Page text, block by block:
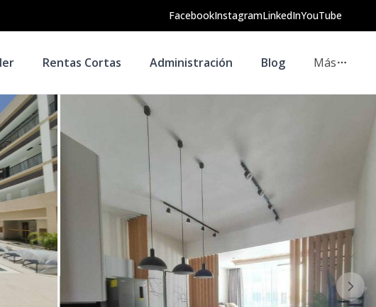
FacebookInstagramLinkedInYouTube
Rentas Cortas Administración Blog Más